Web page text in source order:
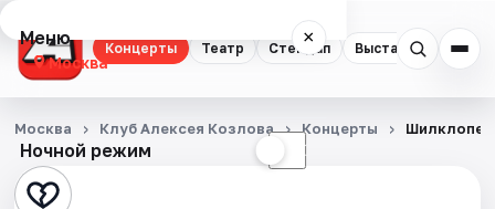
Концерты Театр Стендап Выставки
Меню ×
Москва
Концерты
Театр
Ночной режим ☾
Москва Клуб Алексея Козлова Концерты Шилклопер